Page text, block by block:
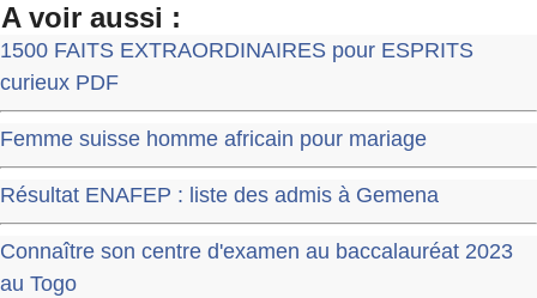
A voir aussi :
1500 FAITS EXTRAORDINAIRES pour ESPRITS
curieux PDF
Femme suisse homme africain pour mariage
Résultat ENAFEP : liste des admis à Gemena
Connaître son centre d'examen au baccalauréat 2023
au Togo